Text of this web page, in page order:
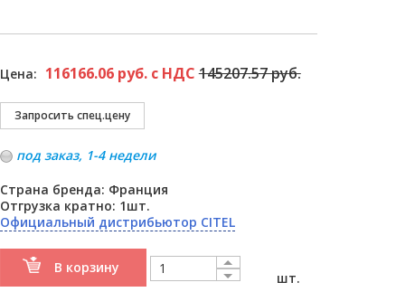
Цена: 116166.06 руб. с НДС145207.57 руб.
под заказ, 1-4 недели
Страна бренда: Франция
Отгрузка кратно: 1шт.
Официальный дистрибьютор CITEL
В корзину
шт.